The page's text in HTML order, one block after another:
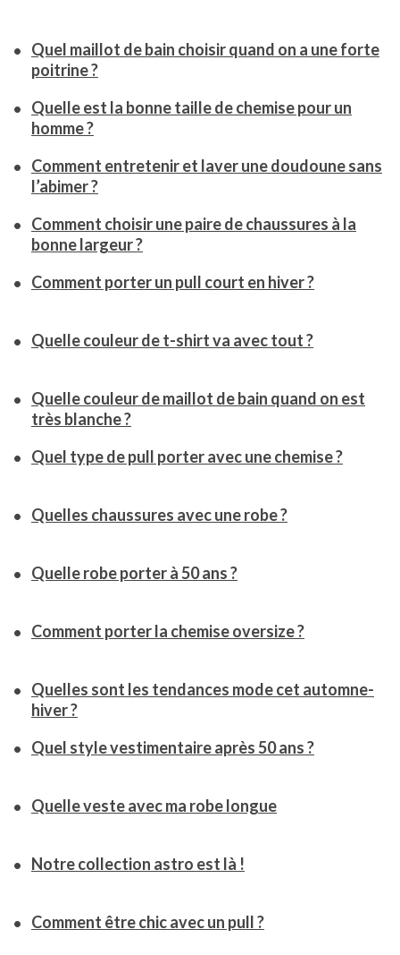
Quel maillot de bain choisir quand on a une forte
poitrine ?
Quelle est la bonne taille de chemise pour un
homme ?
Comment entretenir et laver une doudoune sans
l’abimer ?
Comment choisir une paire de chaussures à la
bonne largeur ?
Comment porter un pull court en hiver ?
Quelle couleur de t-shirt va avec tout ?
Quelle couleur de maillot de bain quand on est
très blanche ?
Quel type de pull porter avec une chemise ?
Quelles chaussures avec une robe ?
Quelle robe porter à 50 ans ?
Comment porter la chemise oversize ?
Quelles sont les tendances mode cet automne-
hiver ?
Quel style vestimentaire après 50 ans ?
Quelle veste avec ma robe longue
Notre collection astro est là !
Comment être chic avec un pull ?